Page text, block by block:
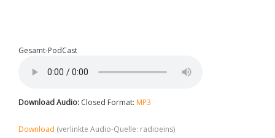
Gesamt-PodCast
Download Audio: Closed Format: MP3
Download (verlinkte Audio-Quelle: radioeins)